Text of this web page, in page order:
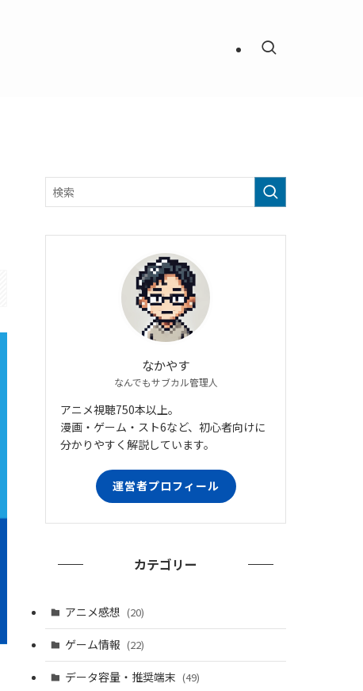
なかやす
なんでもサブカル管理人
アニメ視聴750本以上。
漫画・ゲーム・スト6など、初心者向けに
分かりやすく解説しています。
運営者プロフィール
カテゴリー
アニメ感想 (20)
ゲーム情報 (22)
データ容量・推奨端末 (49)